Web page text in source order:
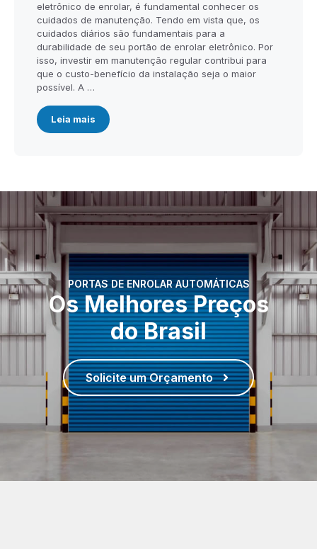
eletrônico de enrolar, é fundamental conhecer os
cuidados de manutenção. Tendo em vista que, os
cuidados diários são fundamentais para a
durabilidade de seu portão de enrolar eletrônico. Por
isso, investir em manutenção regular contribui para
que o custo-benefício da instalação seja o maior
possível. A …
Leia mais
PORTAS DE ENROLAR AUTOMÁTICAS
Os Melhores Preços
do Brasil
Solicite um Orçamento